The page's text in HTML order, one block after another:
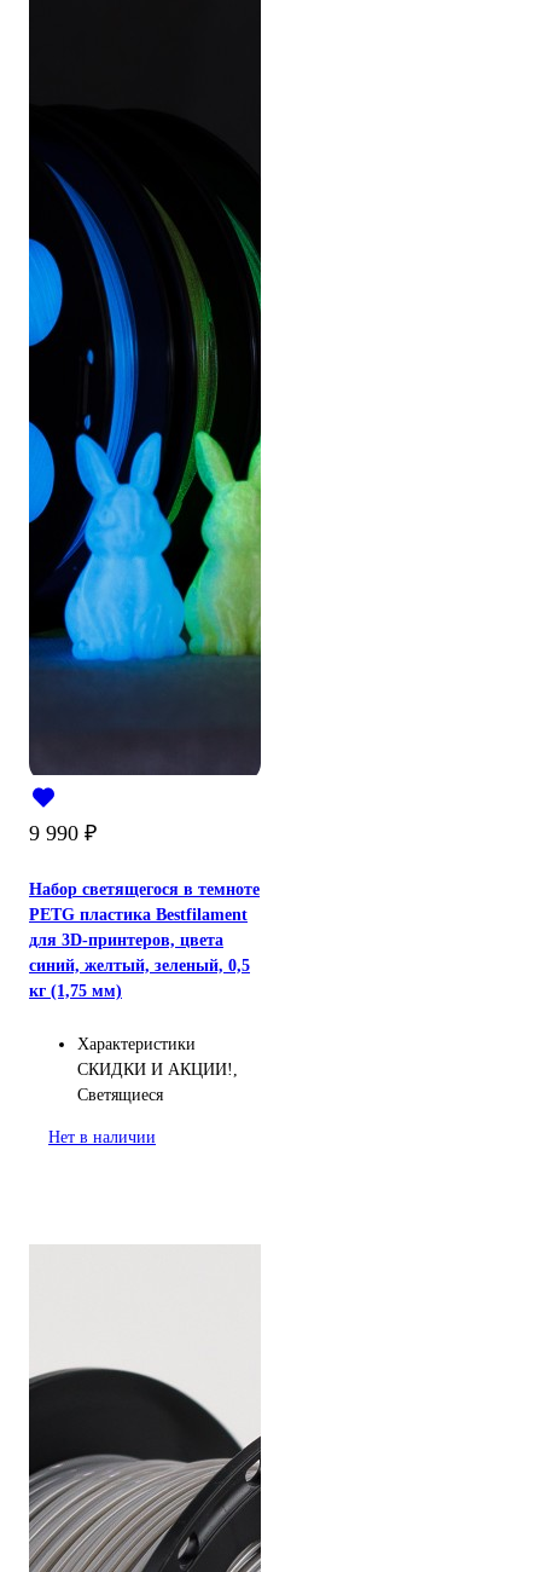
9 990 ₽
Набор светящегося в темноте
PETG пластика Bestfilament
для 3D-принтеров, цвета
синий, желтый, зеленый, 0,5
кг (1,75 мм)
Характеристики
СКИДКИ И АКЦИИ!,
Светящиеся
Нет в наличии